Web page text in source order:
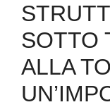
SOTTO
ALLA